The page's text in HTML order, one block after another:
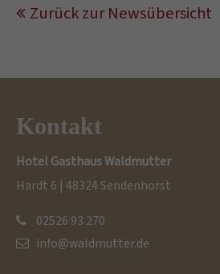
Zurück zur Newsübersicht
Kontakt
Hotel Gasthaus Waldmutter
Hardt 6 | 48324 Sendenhorst
02526 93 270
info@waldmutter.de